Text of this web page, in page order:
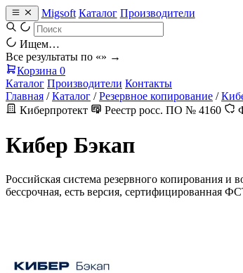
Migsoft Каталог Производители
Ищем…
Все результаты по «» →
Корзина 0
Каталог Производители Контакты
Главная / Каталог / Резервное копирование /
Киберпротект
Реестр росс. ПО № 4160
Кибер Бэкап
Российская система резервного копирования
бессрочная, есть версия, сертифицированная